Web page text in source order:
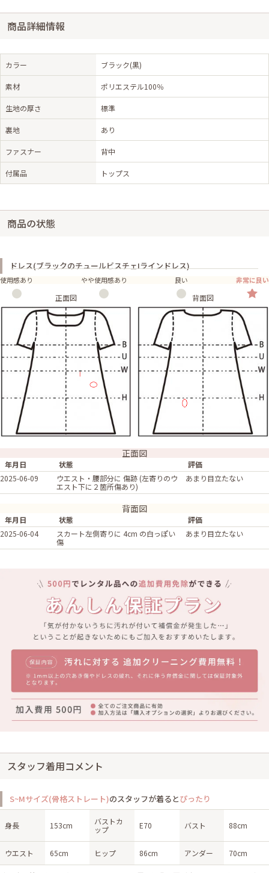
商品詳細情報
カラー ブラック(黒)
素材 ポリエステル100％
生地の厚さ 標準
裏地 あり
ファスナー 背中
付属品 トップス
商品の状態
ドレス(ブラックのチュールビスチェIラインドレス)
使用感あり やや使用感あり 良い 非常に良い
正面図 背面図
正面図
年月日 状態
評価
2025-06-09
ウエスト・腰部分に 傷跡 (左寄りのウ
エスト下に２箇所傷あり)
あまり目立たない
背面図
年月日 状態
評価
2025-06-04
スカート左側寄りに 4cm の白っぽい
傷
あまり目立たない
スタッフ着用コメント
S~Mサイズ(骨格ストレート)のスタッフが着るとぴったり
身長 153cm
バストカ
ップ
E70 バスト 88cm
ウエスト 65cm ヒップ 86cm アンダー 70cm